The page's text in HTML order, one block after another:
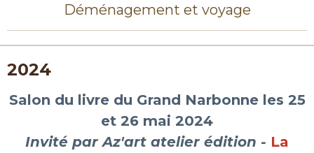
Déménagement et voyage
2024
Salon du livre du Grand Narbonne les 25
et 26 mai 2024
Invité par Az'art atelier édition - La